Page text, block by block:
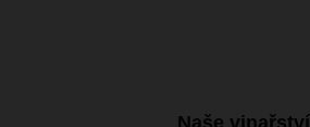
Naše vinařství